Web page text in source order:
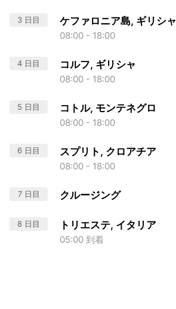
3 日目 ケファロニア島, ギリシャ
08:00 - 18:00
4 日目 コルフ, ギリシャ
08:00 - 18:00
5 日目 コトル, モンテネグロ
08:00 - 18:00
6 日目 スプリト, クロアチア
08:00 - 18:00
7 日目 クルージング
8 日目 トリエステ, イタリア
05:00 到着